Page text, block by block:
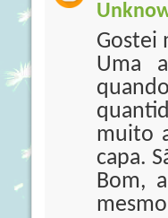
Gostei
Uma
muito
capa.
Bom,